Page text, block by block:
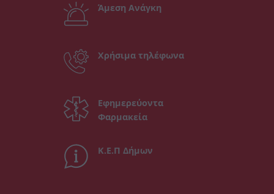
Άμεση Ανάγκη
Χρήσιμα τηλέφωνα
Εφημερεύοντα
Φαρμακεία
Κ.Ε.Π Δήμων